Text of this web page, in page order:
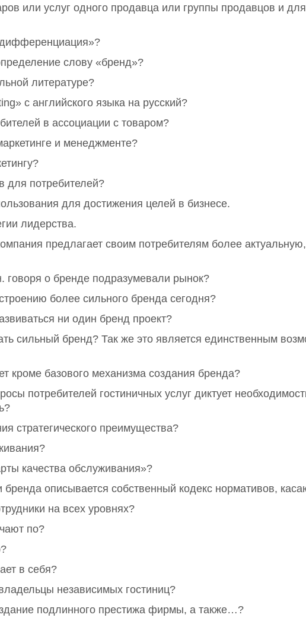
или услуг одного продавца или группы продавцов и
слову «бренд»?
литературе?
с английского языка на русский?
в ассоциации с товаром?
и менеджменте?
для потребителей?
для достижения целей в бизнесе.
лидерства.
предлагает своим потребителям более
говоря о бренде подразумевали рынок?
более сильного бренда сегодня?
ни один бренд проект?
сильный бренд? Так же это является единственным
кроме базового механизма создания бренда?
потребителей гостиничных услуг диктует
стратегического преимущества?
качества обслуживания»?
описывается собственный кодекс нормативов,
на всех уровнях?
по?
в себя?
независимых гостиниц?
подлинного престижа фирмы, а также…?